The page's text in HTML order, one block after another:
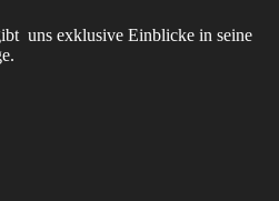
uns exklusive Einblicke in seine